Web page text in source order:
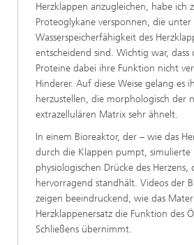
Herzklappen anzugleichen, habe ich
Proteoglykane versponnen, die
Wasserspeicherfähigkeit des
entscheidend sind. Wichtig war,
Proteine dabei ihre Funktion nicht
Hinderer. Auf diese Weise gelang es
herzustellen, die morphologisch der
extrazellulären Matrix sehr ähnelt.
In einem Bioreaktor, der – wie das
durch die Klappen pumpt, simulierte
physiologischen Drücke des Herzens,
hervorragend standhält. Videos der
zeigen beeindruckend, wie das
Herzklappenersatz die Funktion des
Schließens übernimmt.